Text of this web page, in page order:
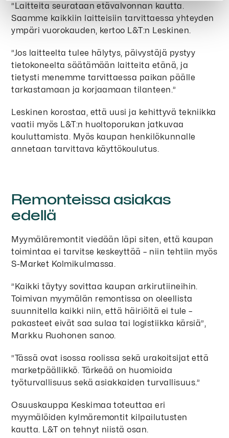
”Laitteita seurataan etävalvonnan kautta.
Saamme kaikkiin laitteisiin tarvittaessa yhteyden
ympäri vuorokauden, kertoo L&T:n Leskinen.
”Jos laitteelta tulee hälytys, päivystäjä pystyy
tietokoneelta säätämään laitteita etänä, ja
tietysti menemme tarvittaessa paikan päälle
tarkastamaan ja korjaamaan tilanteen.”
Leskinen korostaa, että uusi ja kehittyvä tekniikka
vaatii myös L&T:n huoltoporukan jatkuvaa
kouluttamista. Myös kaupan henkilökunnalle
annetaan tarvittava käyttökoulutus.
Remonteissa asiakas
edellä
Myymäläremontit viedään läpi siten, että kaupan
toimintaa ei tarvitse keskeyttää – niin tehtiin myös
S-Market Kolmikulmassa.
”Kaikki täytyy sovittaa kaupan arkirutiineihin.
Toimivan myymälän remontissa on oleellista
suunnitella kaikki niin, että häiriöitä ei tule –
pakasteet eivät saa sulaa tai logistiikka kärsiä”,
Markku Ruohonen sanoo.
”Tässä ovat isossa roolissa sekä urakoitsijat että
marketpäällikkö. Tärkeää on huomioida
työturvallisuus sekä asiakkaiden turvallisuus.”
Osuuskauppa Keskimaa toteuttaa eri
myymälöiden kylmäremontit kilpailutusten
kautta. L&T on tehnyt niistä osan.